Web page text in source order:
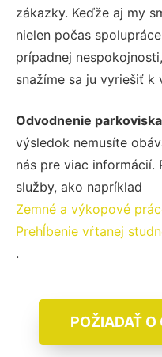
zákazky. Keďže aj my
nielen počas
prípadnej
snažíme sa ju vyriešiť k
Odvodnenie
výsledok nemusíte
nás pre viac informácií.
služby, ako napríklad
Zemné a výkopové
Prehĺbenie vŕtanej
.
POŽIADAŤ O